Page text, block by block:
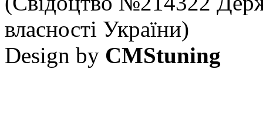
власності України)
Design by CMStuning